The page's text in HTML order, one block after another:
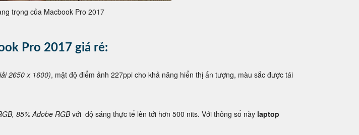
trọng của Macbook Pro 2017
Pro 2017 giá rẻ:
2650 x 1600), mật độ điểm ảnh 227ppi cho khả năng hiển thị ấn tượng, màu sắc được tái
85% Adobe RGBvới độ sáng thực tế lên tới hơn 500 nits. Với thông số này laptop